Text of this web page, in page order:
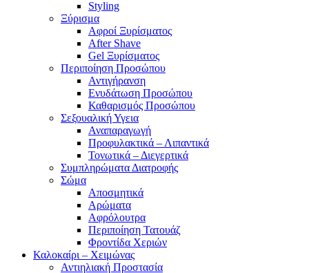
Styling
Ξύρισμα
Αφροί Ξυρίσματος
After Shave
Gel Ξυρίσματος
Περιποίηση Προσώπου
Αντιγήρανση
Ενυδάτωση Προσώπου
Καθαρισμός Προσώπου
Σεξουαλική Υγεια
Αναπαραγωγή
Προφυλακτικά – Λιπαντικά
Τονωτικά – Διεγερτικά
Συμπληρώματα Διατροφής
Σώμα
Αποσμητικά
Αρώματα
Αφρόλουτρα
Περιποίηση Τατουάζ
Φροντίδα Χεριών
Καλοκαίρι – Χειμώνας
Αντιηλιακή Προστασία